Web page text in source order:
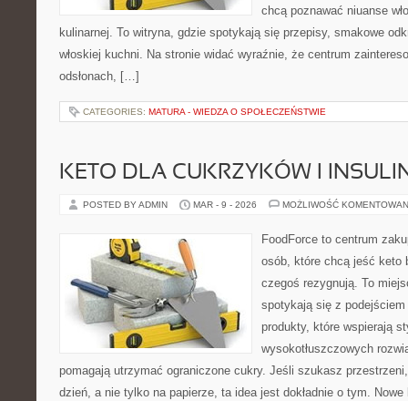
chcą poznawać niuanse
kulinarnej. To witryna, gdzie spotykają się przepisy, smakowe
włoskiej kuchni. Na stronie widać wyraźnie, że centrum
odsłonach, […]
CATEGORIES: MATURA - WIEDZA O SPOŁECZEŃSTWIE
KETO DLA CUKRZYKÓW I
POSTED BY ADMIN MAR - 9 - 2026 MOŻLIWOŚĆ
FoodForce to centrum
osób, które chcą jeść keto
czegoś rezygnują. To
spotykają się z
produkty, które wspierają
wysokotłuszczowych
pomagają utrzymać ograniczone cukry. Jeśli szukasz
dzień, a nie tylko na papierze, ta idea jest dokładnie o tym.